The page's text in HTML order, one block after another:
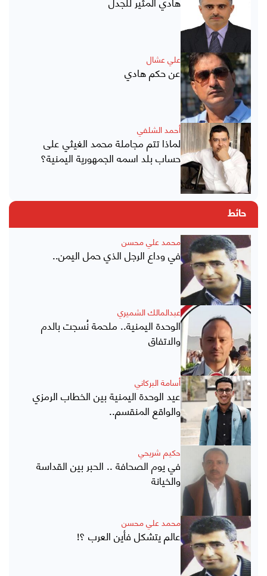
علي عشال
عن حكم هادي
أحمد الشلفي
لماذا تتم مجاملة محمد الغيثي على
حساب بلد اسمه الجمهورية اليمنية؟
حائط
محمد علي محسن
في وداع الرجل الذي حمل اليمن..
عبدالمالك الشميري
الوحدة اليمنية.. ملحمة نُسجت بالدم
والاتفاق
أسامة البركاني
عيد الوحدة اليمنية بين الخطاب الرمزي
والواقع المنقسم..
حكيم شريحي
في يوم الصحافة .. الحبر بين القداسة
والخيانة
محمد علي محسن
عالم يتشكل فأين العرب ؟!